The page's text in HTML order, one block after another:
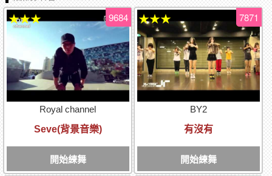
Royal channel
Seve(背景音樂)
開始練舞
9684
★★★
BY2
有沒有
開始練舞
7871
★★★